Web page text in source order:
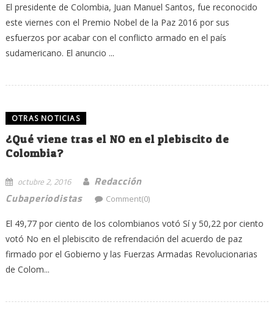
El presidente de Colombia, Juan Manuel Santos, fue reconocido
este viernes con el Premio Nobel de la Paz 2016 por sus
esfuerzos por acabar con el conflicto armado en el país
sudamericano. El anuncio ...
OTRAS NOTICIAS
¿Qué viene tras el NO en el plebiscito de
Colombia?
octubre 2, 2016
Redacción
Cubaperiodistas
Comment(0)
El 49,77 por ciento de los colombianos votó Sí y 50,22 por ciento
votó No en el plebiscito de refrendación del acuerdo de paz
firmado por el Gobierno y las Fuerzas Armadas Revolucionarias
de Colom...